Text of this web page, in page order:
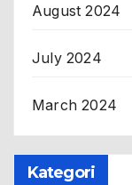
August 2024
July 2024
March 2024
Kategori